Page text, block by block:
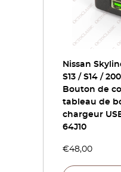
Nissan
S13 / S14 /
Bouton de
tableau de
chargeur
64J10
€48,00